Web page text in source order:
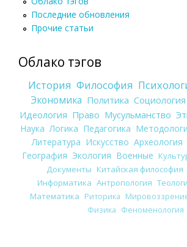
Последние обновления
Прочие статьи
Облако тэгов
История Философия
Экономика Политика Социология
Идеология Право Мусульманство
Наука Логика Педагогика
Литература Искусство Археология
География Экология Военные
Документы Китайская философия
Информатика Антропология
Математика Риторика
Физика Феноменология